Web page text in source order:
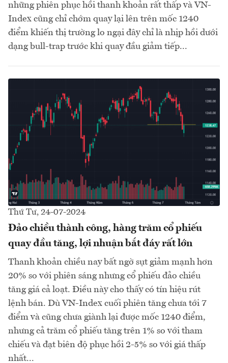
những phiên phục hồi thanh khoản rất thấp và VN-
Index cũng chỉ chớm quay lại lên trên mốc 1240
điểm khiến thị trường lo ngại đây chỉ là nhịp hồi dưới
dạng bull-trap trước khi quay đầu giảm tiếp...
Thứ Tư, 24-07-2024
Đảo chiều thành công, hàng trăm cổ phiếu
quay đầu tăng, lợi nhuận bắt đáy rất lớn
Thanh khoản chiều nay bất ngờ sụt giảm mạnh hơn
20% so với phiên sáng nhưng cổ phiếu đảo chiều
tăng giá cả loạt. Điều này cho thấy có tín hiệu rút
lệnh bán. Dù VN-Index cuối phiên tăng chưa tới 7
điểm và cũng chưa giành lại được mốc 1240 điểm,
nhưng cả trăm cổ phiếu tăng trên 1% so với tham
chiếu và đạt biên độ phục hồi 2-5% so với giá thấp
nhất...